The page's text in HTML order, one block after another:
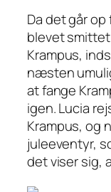
Da det går
blevet
Krampus,
næsten
at fange
igen. Lucia
Krampus, og
juleeventyr,
det viser sig,